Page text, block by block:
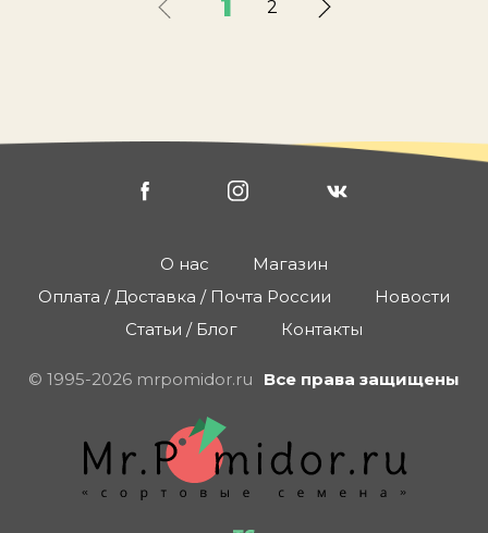
1 2
О нас
Магазин
Оплата / Доставка / Почта России
Новости
Статьи / Блог
Контакты
© 1995-2026 mrpomidor.ru Все права защищены